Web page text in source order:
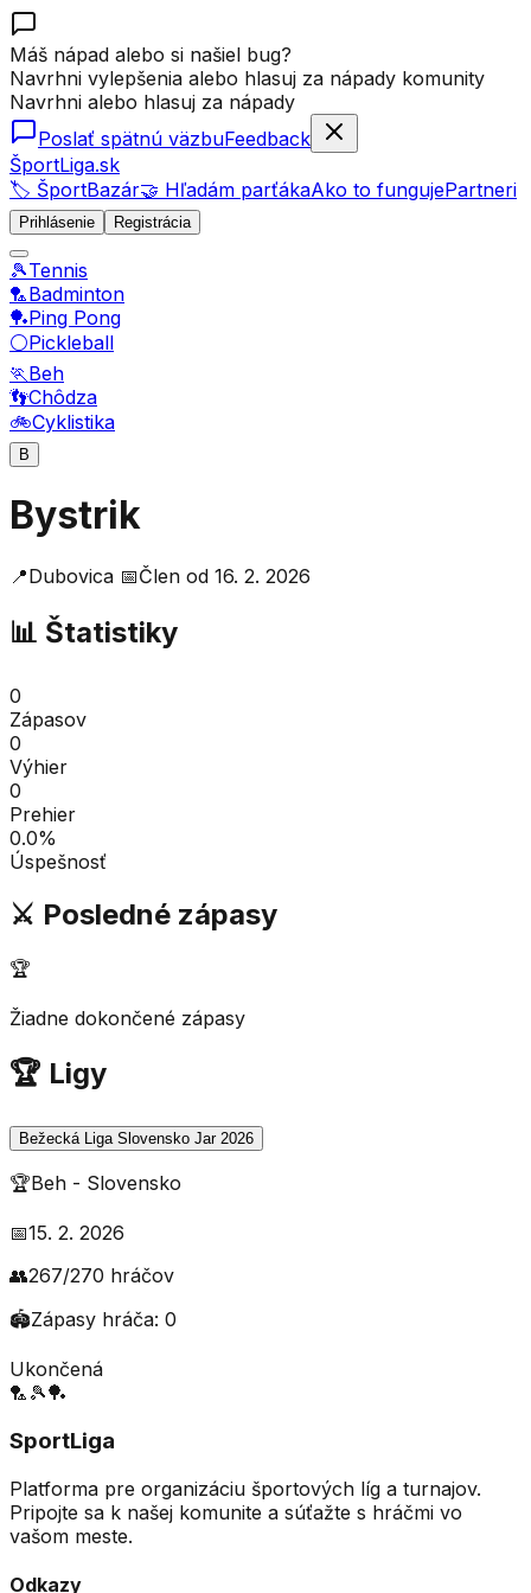
Máš nápad alebo si našiel bug?
Navrhni vylepšenia alebo hlasuj za nápady komunity
Navrhni alebo hlasuj za nápady
Poslať spätnú väzbuFeedback
ŠportLiga.sk
🏷️ ŠportBazár🤝 Hľadám parťákaAko to fungujePartneri
Prihlásenie Registrácia
🎾Tennis
🏸Badminton
🏓Ping Pong
⚪Pickleball
🏃Beh
👣Chôdza
🚲Cyklistika
B
Bystrik
📍Dubovica 📅Člen od 16. 2. 2026
📊 Štatistiky
0
Zápasov
0
Výhier
0
Prehier
0.0%
Úspešnosť
⚔️ Posledné zápasy
🏆
Žiadne dokončené zápasy
🏆 Ligy
Bežecká Liga Slovensko Jar 2026
🏆Beh - Slovensko
📅15. 2. 2026
👥267/270 hráčov
🏟️Zápasy hráča: 0
Ukončená
🏸 🎾🏓
SportLiga
Platforma pre organizáciu športových líg a turnajov.
Pripojte sa k našej komunite a súťažte s hráčmi vo
vašom meste.
Odkazy